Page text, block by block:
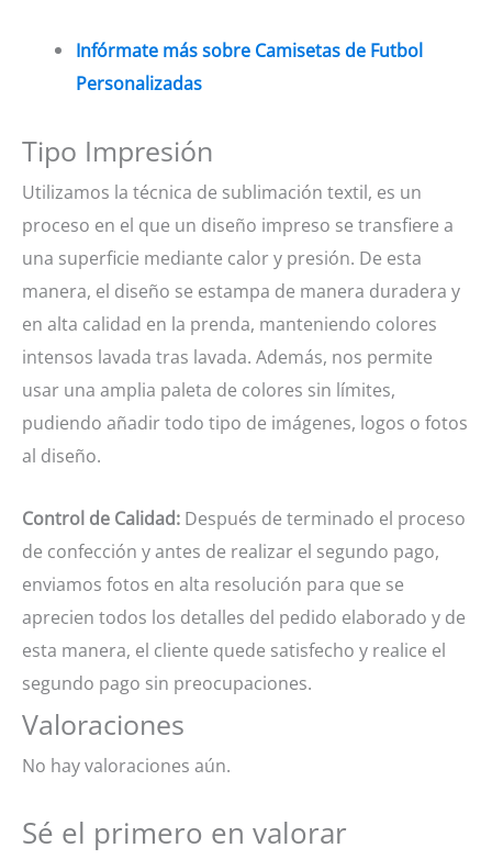
Infórmate más sobre Camisetas de Futbol
Personalizadas
Tipo Impresión
Utilizamos la técnica de sublimación textil, es un
proceso en el que un diseño impreso se transfiere a
una superficie mediante calor y presión. De esta
manera, el diseño se estampa de manera duradera y
en alta calidad en la prenda, manteniendo colores
intensos lavada tras lavada. Además, nos permite
usar una amplia paleta de colores sin límites,
pudiendo añadir todo tipo de imágenes, logos o fotos
al diseño.
Control de Calidad: Después de terminado el proceso
de confección y antes de realizar el segundo pago,
enviamos fotos en alta resolución para que se
aprecien todos los detalles del pedido elaborado y de
esta manera, el cliente quede satisfecho y realice el
segundo pago sin preocupaciones.
Valoraciones
No hay valoraciones aún.
Sé el primero en valorar